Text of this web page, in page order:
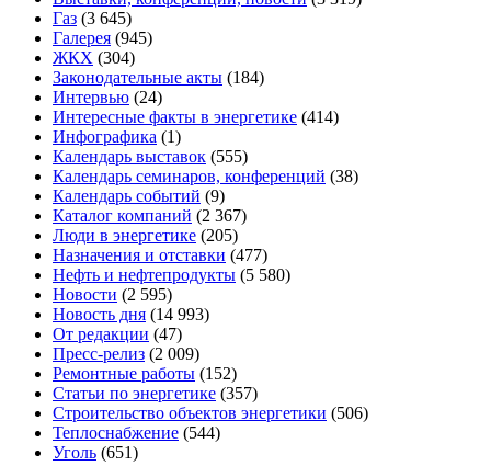
Газ (3 645)
Галерея (945)
ЖКХ (304)
Законодательные акты (184)
Интервью (24)
Интересные факты в энергетике (414)
Инфографика (1)
Календарь выставок (555)
Календарь семинаров, конференций (38)
Календарь событий (9)
Каталог компаний (2 367)
Люди в энергетике (205)
Назначения и отставки (477)
Нефть и нефтепродукты (5 580)
Новости (2 595)
Новость дня (14 993)
От редакции (47)
Пресс-релиз (2 009)
Ремонтные работы (152)
Статьи по энергетике (357)
Строительство объектов энергетики (506)
Теплоснабжение (544)
Уголь (651)